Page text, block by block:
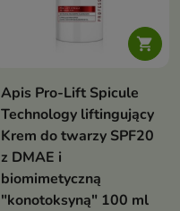

Apis Pro-Lift Spicule
Technology liftingujący
Krem do twarzy SPF20
z DMAE i
biomimetyczną
"konotoksyną" 100 ml